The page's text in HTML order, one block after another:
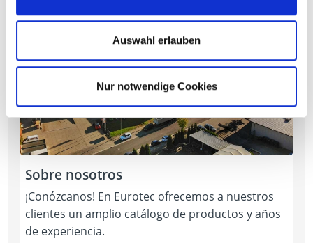
Auswahl erlauben
Nur notwendige Cookies
Sobre nosotros
¡Conózcanos! En Eurotec ofrecemos a nuestros
clientes un amplio catálogo de productos y años
de experiencia.